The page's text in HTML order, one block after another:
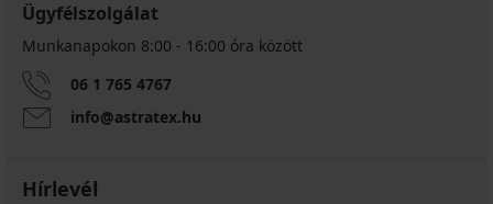
Ügyfélszolgálat
Munkanapokon 8:00 - 16:00 óra között
06 1 765 4767
info@astratex.hu
Hírlevél